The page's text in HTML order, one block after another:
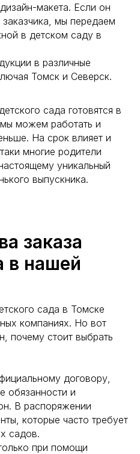
макета. Если он
мы передаем
в детском саду в
в различные
Томск и Северск.
сада готовятся в
можем работать и
На срок влияет и
многие родители
уникальный
выпускника.
заказа
в нашей
сада в Томске
компаниях. Но вот
почему стоит выбрать
договору,
обязанности и
В распоряжении
которые часто требует
садов.
при помощи